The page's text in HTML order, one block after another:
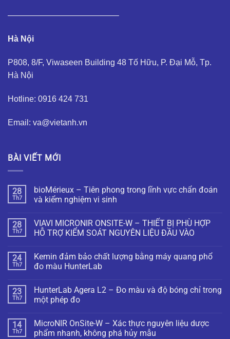
—————————————–
Hà Nội
P808, 8/F, Viwaseen Building 48 Tố Hữu, P. Đại Mỗ, Tp.
Hà Nội
Hotline: 0916 424 731
Email: va@vietanh.vn
BÀI VIẾT MỚI
28
Th7
bioMérieux – Tiên phong trong lĩnh vực chẩn đoán
và kiểm nghiệm vi sinh
28
Th7
VIAVI MICRONIR ONSITE-W – THIẾT BỊ PHÙ HỢP
HỖ TRỢ KIỂM SOÁT NGUYÊN LIỆU ĐẦU VÀO
24
Th7
Kemin đảm bảo chất lượng bằng máy quang phổ
đo màu HunterLab
23
Th7
HunterLab Agera L2 – Đo màu và độ bóng chỉ trong
một phép đo
14
Th7
MicroNIR OnSite-W – Xác thực nguyên liệu dược
phẩm nhanh, không phá hủy mẫu